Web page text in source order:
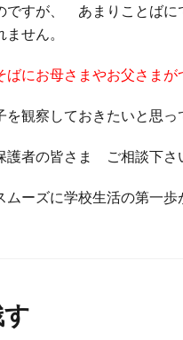
ですが、 あまりことば
せん。
ばにお母さまやお父さま
を観察しておきたいと思
護者の皆さま ご相談下
ーズに学校生活の第一歩